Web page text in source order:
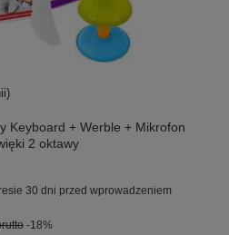
Keyboard + Werble + Mikrofon
2 oktawy
30 dni przed wprowadzeniem
-18%